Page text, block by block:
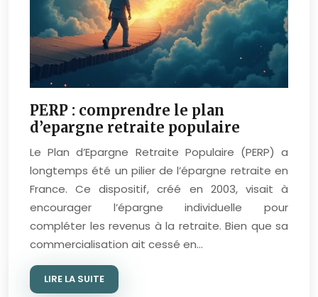
PERP : comprendre le plan
d’epargne retraite populaire
Le Plan d’Epargne Retraite Populaire (PERP) a
longtemps été un pilier de l’épargne retraite en
France. Ce dispositif, créé en 2003, visait à
encourager l’épargne individuelle pour
compléter les revenus à la retraite. Bien que sa
commercialisation ait cessé en…
LIRE LA SUITE